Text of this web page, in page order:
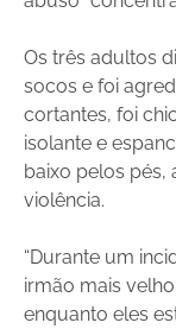
Os três adultos
socos e foi
cortantes, foi
isolante e
baixo pelos pés,
violência.
“Durante um
irmão mais
enquanto eles